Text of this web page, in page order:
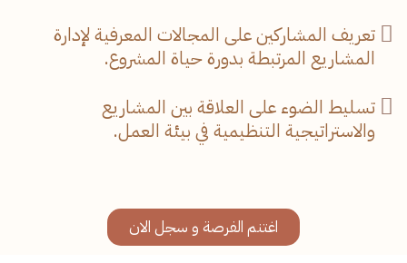
تعريف المشاركين على المجالات المعرفية لإدارة
المشاريع المرتبطة بدورة حياة المشروع.
تسليط الضوء على العلاقة بين المشاريع
والاستراتيجية التنظيمية في بيئة العمل.
اغتنم الفرصة و سجل الان